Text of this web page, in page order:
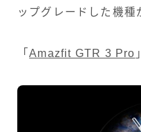
ップグレードした機種
「Amazfit GTR 3 Pro